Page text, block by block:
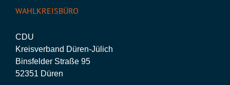
WAHLKREISBÜRO
CDU
Kreisverband Düren-Jülich
Binsfelder Straße 95
52351 Düren